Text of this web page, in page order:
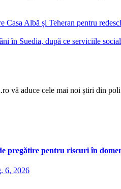
Casa Albă și Teheran pentru
în Suedia, după ce serviciile
vă aduce cele mai noi știri din
pregătire pentru riscuri în
6, 2026